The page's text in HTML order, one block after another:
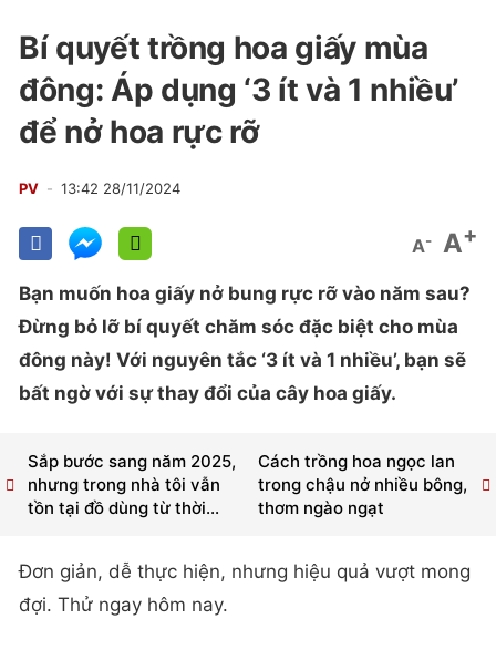
Bí quyết trồng hoa giấy mùa
đông: Áp dụng ‘3 ít và 1 nhiều’
để nở hoa rực rỡ
PV 13:42 28/11/2024
A- A+
Bạn muốn hoa giấy nở bung rực rỡ vào năm sau?
Đừng bỏ lỡ bí quyết chăm sóc đặc biệt cho mùa
đông này! Với nguyên tắc ‘3 ít và 1 nhiều’, bạn sẽ
bất ngờ với sự thay đổi của cây hoa giấy.
Cách trồng hoa ngọc lan
trong chậu nở nhiều bông,
thơm ngào ngạt
Sắp bước sang năm 2025,
nhưng trong nhà tôi vẫn
tồn tại đồ dùng từ thời...
Đơn giản, dễ thực hiện, nhưng hiệu quả vượt mong
đợi. Thử ngay hôm nay.